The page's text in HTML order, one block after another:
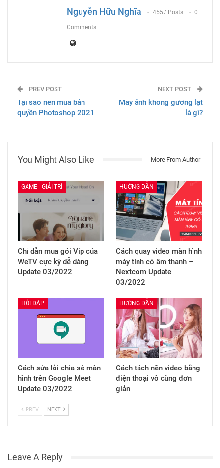
Nguyễn Hữu Nghĩa 4557 Posts 0
Comments
PREV POST
Tại sao nên mua bản
quyền Photoshop 2021
NEXT POST
Máy ảnh không gương lật
là gì?
You Might Also Like More From Author
GAME - GIẢI TRÍ
Chỉ dẫn mua gói Vip của
WeTV cực kỳ dễ dàng
Update 03/2022
HƯỚNG DẪN
Cách quay video màn hình
máy tính có âm thanh –
Nextcom Update
03/2022
HỎI ĐÁP
Cách sửa lỗi chia sẻ màn
hình trên Google Meet
Update 03/2022
HƯỚNG DẪN
Cách tách nền video bằng
điện thoại vô cùng đơn
giản
PREV NEXT
Leave A Reply